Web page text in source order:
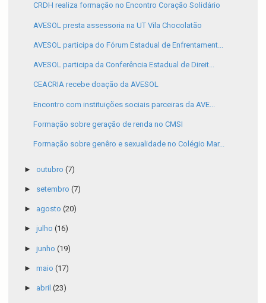
CRDH realiza formação no Encontro Coração Solidário
AVESOL presta assessoria na UT Vila Chocolatão
AVESOL participa do Fórum Estadual de Enfrentament...
AVESOL participa da Conferência Estadual de Direit...
CEACRIA recebe doação da AVESOL
Encontro com instituições sociais parceiras da AVE...
Formação sobre geração de renda no CMSI
Formação sobre genêro e sexualidade no Colégio Mar...
► outubro (7)
► setembro (7)
► agosto (20)
► julho (16)
► junho (19)
► maio (17)
► abril (23)